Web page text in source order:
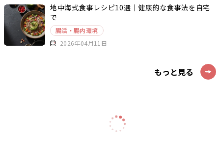
地中海式食事レシピ10選｜健康的な食事法を自宅
で
腸活・腸内環境
2026年04月11日
もっと見る